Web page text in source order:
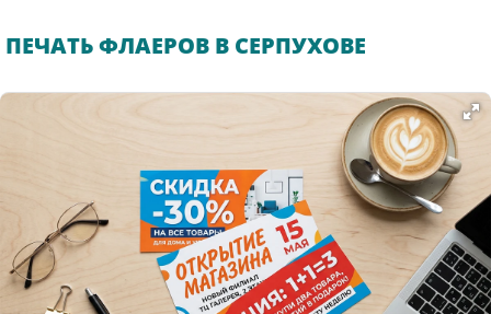
ПЕЧАТЬ ФЛАЕРОВ В СЕРПУХОВЕ